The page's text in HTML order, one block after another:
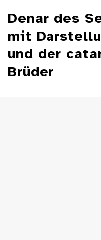
Denar des
mit
und der
Brüder